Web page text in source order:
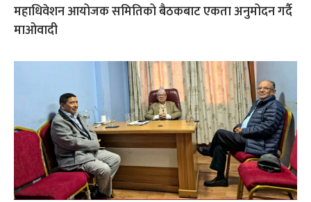
महाधिवेशन आयोजक समितिको बैठकबाट एकता अनुमोदन गर्दै
माओवादी